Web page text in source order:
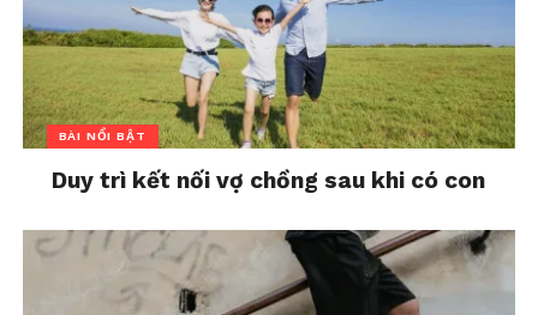
BÀI NỔI BẬT
Duy trì kết nối vợ chồng sau khi có con